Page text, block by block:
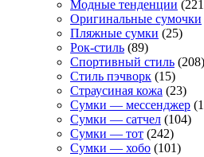
Модные тенденции
Оригинальные сумочки
Пляжные сумки (25)
Рок-стиль (89)
Спортивный стиль (208)
Стиль пэчворк (15)
Страусиная кожа (23)
Сумки — мессенджер
Сумки — сатчел (104)
Сумки — тот (242)
Сумки — хобо (101)